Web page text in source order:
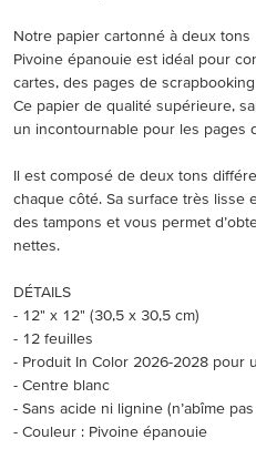
Notre papier cartonné à deux tons
Pivoine épanouie est idéal pour
cartes, des pages de
Ce papier de qualité supérieure,
un incontournable pour les pages
Il est composé de deux tons
chaque côté. Sa surface très lisse
des tampons et vous permet
nettes.
DÉTAILS
- 12" x 12" (30,5 x 30,5 cm)
- 12 feuilles
- Produit In Color 2026-2028 pour
- Centre blanc
- Sans acide ni lignine (n’abîme
- Couleur : Pivoine épanouie